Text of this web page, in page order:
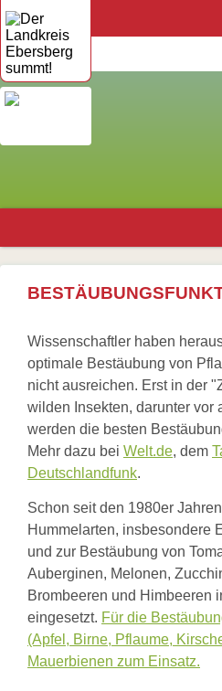
Die
Initiative
Aktuelles
Veranstaltungen
Presse
Pressematerial
Bestäubungsfunktion
Bienensterben
More
honey
Wesensgemäße
Bienenhaltung
Stadtimkerei
Literatur
Links
Wildbienen
Bestäubungsfunktion
Schutz
Hilfe
Literatur
Links
Gärtnern
Allgemein
Links
Wissenschaftler haben
optimale Bestäubung von
nicht ausreichen. Erst in der
wilden Insekten, darunter vor
werden die besten
Mehr dazu bei Welt.de, dem
Deutschlandfunk.
Schon seit den 1980er
Hummelarten, insbesondere
und zur Bestäubung von
Auberginen, Melonen,
Brombeeren und Himbeeren
eingesetzt. Für die
(Apfel, Birne, Pflaume,
Mauerbienen zum Einsatz.